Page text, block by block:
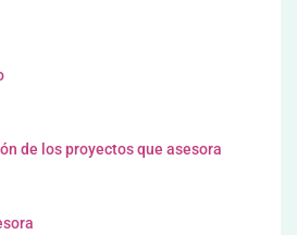
de los proyectos que asesora